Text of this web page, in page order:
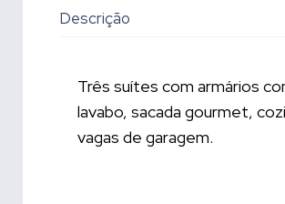
Descrição
Três suítes com armários
lavabo, sacada gourmet,
vagas de garagem.